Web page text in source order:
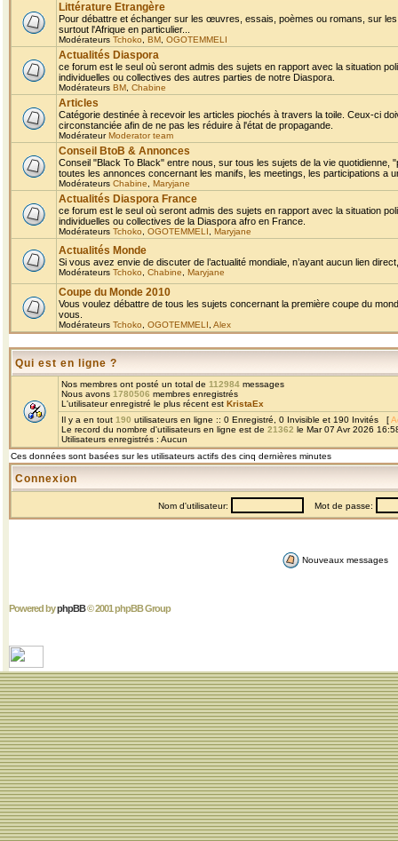
Littérature Etrangère
Pour débattre et échanger sur les œuvres, essais, poèmes ou romans, sur
surtout l'Afrique en particulier...
Modérateurs Tchoko BM OGOTEMMELI
Actualités Diaspora
ce forum est le seul où seront admis des sujets en rapport avec la situation
individuelles ou collectives des autres parties de notre Diaspora.
Modérateurs BM Chabine
Articles
Catégorie destinée à recevoir les articles piochés à travers la toile. Ceux-ci
circonstanciée afin de ne pas les réduire à l'état de propagande.
ModérateurModerator team
Conseil BtoB & Annonces
Conseil "Black To Black" entre nous, sur tous les sujets de la vie
toutes les annonces concernant les manifs, les meetings, les participations a
Modérateurs Chabine Maryjane
Actualités Diaspora France
ce forum est le seul où seront admis des sujets en rapport avec la situation
individuelles ou collectives de la Diaspora afro en France.
Modérateurs Tchoko OGOTEMMELI Maryjane
Actualités Monde
Si vous avez envie de discuter de l’actualité mondiale, n’ayant aucun lien
Modérateurs Tchoko Chabine Maryjane
Coupe du Monde 2010
Vous voulez débattre de tous les sujets concernant la première coupe du
vous.
Modérateurs Tchoko OGOTEMMELI Alex
Qui est en ligne ?
Nos membres ont posté un total de 112984 messages
Nous avons 1780506 membres enregistrés
L'utilisateur enregistré le plus récent est KristaEx
Il y a en tout 190 utilisateurs en ligne :: 0 Enregistré, 0 Invisible et 190 Invités [
Le record du nombre d'utilisateurs en ligne est de 21362 le Mar 07 Avr 2026
Utilisateurs enregistrés : Aucun
Ces données sont basées sur les utilisateurs actifs des cinq dernières minutes
Connexion
Nom d'utilisateur: Mot de passe:
Nouveaux messages
Powered byphpBB© 2001 phpBB Group